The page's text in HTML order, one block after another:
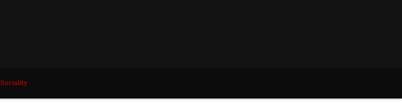
Sociality